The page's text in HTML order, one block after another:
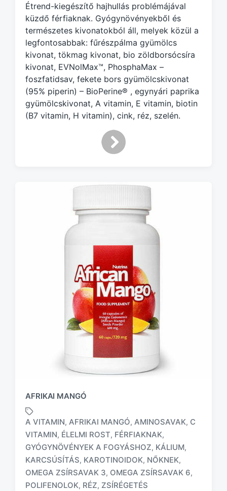
e
d
w
i
h
Étrend-kiegészítő hajhullás problémájával
küzdő férfiaknak. Gyógynövényekből és
természetes kivonatokból áll, melyek közül a
legfontosabbak: fűrészpálma gyümölcs
kivonat, tökmag kivonat, bio zöldborsócsíra
kivonat, EVNolMax™, PhosphaMax –
foszfatidsav, fekete bors gyümölcskivonat
(95% piperin) – BioPerine® , egynyári paprika
gyümölcskivonat, A vitamin, E vitamin, biotin
(B7 vitamin, H vitamin), cink, réz, szelén.
AFRIKAI MANGÓ
a
g
g
A VITAMIN, AFRIKAI MANGÓ, AMINOSAVAK, C
VITAMIN, ÉLELMI ROST, FÉRFIAKNAK,
GYÓGYNÖVÉNYEK A FOGYÁSHOZ, KÁLIUM,
KARCSÚSÍTÁS, KAROTINOIDOK, NŐKNEK,
OMEGA ZSÍRSAVAK 3, OMEGA ZSÍRSAVAK 6,
POLIFENOLOK, RÉZ, ZSÍRÉGETÉS